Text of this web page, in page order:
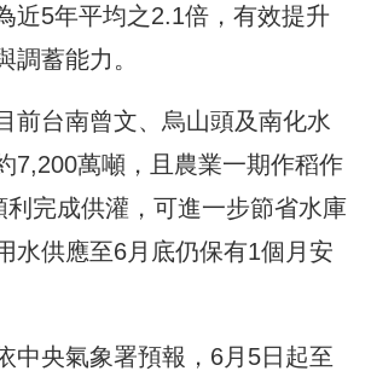
近5年平均之2.1倍，有效提升
調蓄能力。
前台南曾文、烏山頭及南化水
7,200萬噸，且農業一期作稻作
利完成供灌，可進一步節省水庫
水供應至6月底仍保有1個月安
中央氣象署預報，6月5日起至